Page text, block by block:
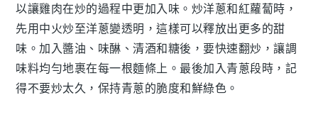
以讓雞肉在炒的過程中更加入味。炒洋蔥和紅蘿蔔時，
先用中火炒至洋蔥變透明，這樣可以釋放出更多的甜
味。加入醬油 、 味醂 、清酒和糖後，要快速翻炒，讓調
味料均勻地裹在每一根麵條上。最後加入 青蔥段時，記
得不要炒太久，保持青蔥的脆度和鮮綠色。